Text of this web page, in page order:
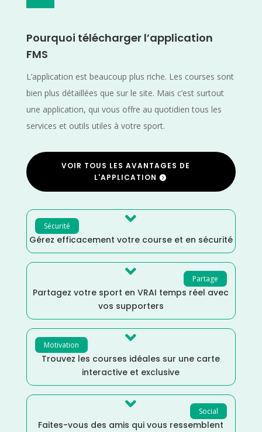
Pourquoi télécharger l’application
FMS
L’application est beaucoup plus riche. Les courses sont
bien plus détaillées que sur le site. Mais c’est surtout
une application, qui vous offre au quotidien tous les
services et outils utiles à votre sport.
VOIR TOUS LES AVANTAGES DE
L'APPLICATION
Sécurité 
Gérez efficacement votre course et en sécurité
Partage

Partagez votre sport en VRAI temps réel avec
vos supporters
Motivation 
Trouvez les courses idéales sur une carte
interactive et exclusive
Social

Faites-vous des amis qui vous ressemblent